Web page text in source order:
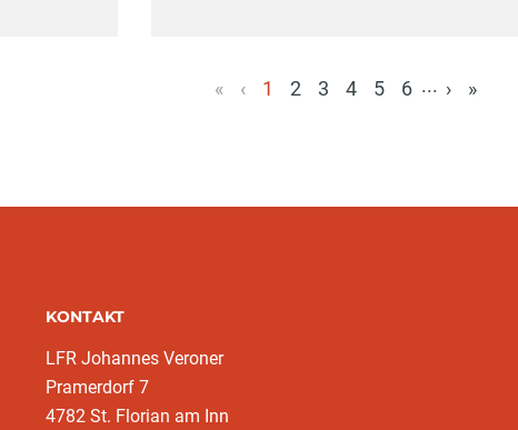
« ‹
1
2 3 4 5 6 ... › »
KONTAKT
LFR Johannes Veroner
Pramerdorf 7
4782 St. Florian am Inn